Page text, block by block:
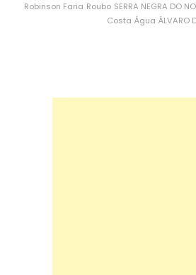
Robinson Faria Roubo SERRA NEGRA DO
Costa Água ÁLVARO